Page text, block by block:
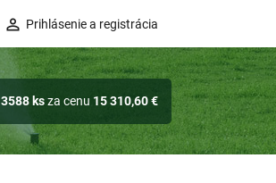
Prihlásenie a registrácia
3588ksza cenu 15 310,60 €